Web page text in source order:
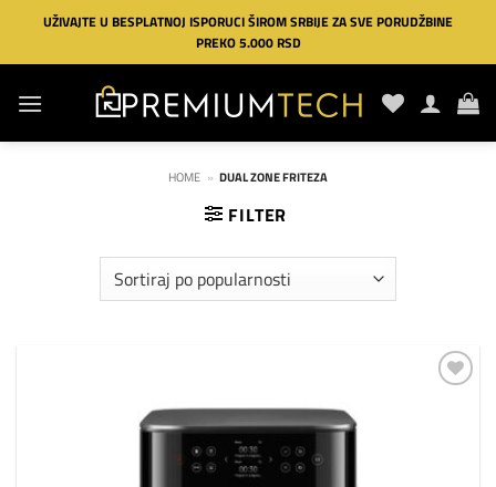
Preskoči
sadržaj
UŽIVAJTE U BESPLATNOJ ISPORUCI ŠIROM SRBIJE ZA SVE PORUDŽBINE
PREKO 5.000 RSD
HOME » DUAL ZONE FRITEZA
FILTER